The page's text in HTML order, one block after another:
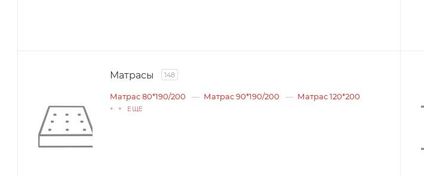
Матрасы 148
Матрас 80*190/200 Матрас 90*190/200 Матрас 120*200
+ + ЕЩЕ